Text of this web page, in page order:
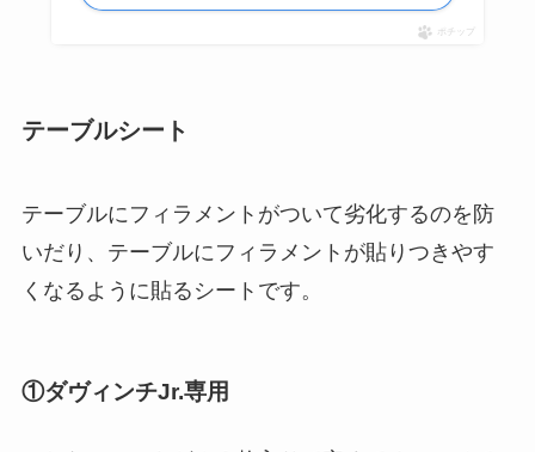
ポチップ
テーブルシート
テーブルにフィラメントがついて劣化するのを防
いだり、テーブルにフィラメントが貼りつきやす
くなるように貼るシートです。
①ダヴィンチJr.専用